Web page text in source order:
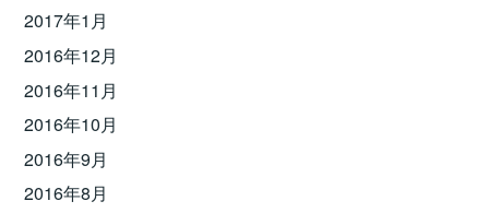
2017年1月
2016年12月
2016年11月
2016年10月
2016年9月
2016年8月